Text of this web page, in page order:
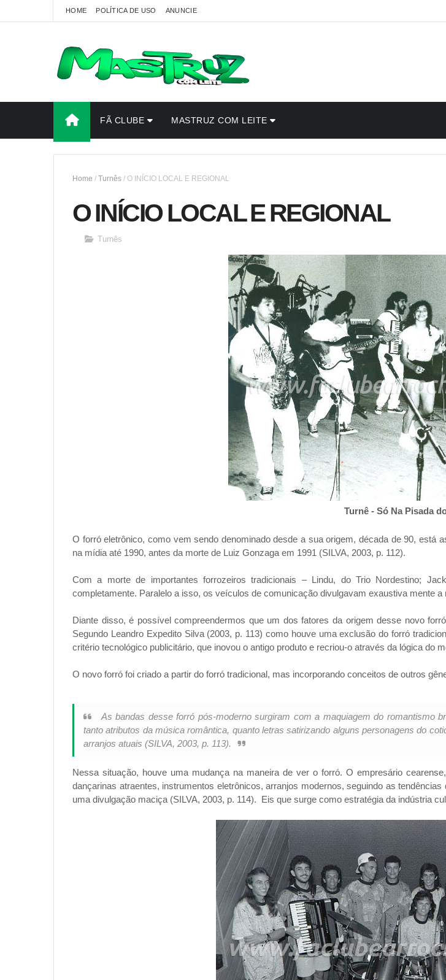
HOME POLÍTICA DE USO ANUNCIE
FÃ CLUBE MASTRUZ COM LEITE
Home / Turnês / O INÍCIO LOCAL E REGIONAL
O INÍCIO LOCAL E REGIONAL
Turnês
Turnê - Só Na Pisada
O forró eletrônico, como vem sendo denominado desde a sua origem, década de 90, está
na mídia até 1990, antes da morte de Luiz Gonzaga em 1991 (SILVA, 2003, p. 112).
Com a morte de importantes forrozeiros tradicionais – Lindu, do Trio Nordestino;
completamente. Paralelo a isso, os veículos de comunicação divulgavam exaustiva mente a
Diante disso, é possível compreendermos que um dos fatores da origem desse novo
Segundo Leandro Expedito Silva (2003, p. 113) como houve uma exclusão do forró
critério tecnológico publicitário, que inovou o antigo produto e recriou-o através da lógica do
O novo forró foi criado a partir do forró tradicional, mas incorporando conceitos de outros
As bandas desse forró pós-moderno surgiram com a maquiagem do romantismo
tanto atributos da música romântica, quanto letras satirizando alguns personagens do
arranjos atuais (SILVA, 2003, p. 113).
Nessa situação, houve uma mudança na maneira de ver o forró. O empresário
dançarinas atraentes, instrumentos eletrônicos, arranjos modernos, seguindo as
uma divulgação maciça (SILVA, 2003, p. 114). Eis que surge como estratégia da indústria